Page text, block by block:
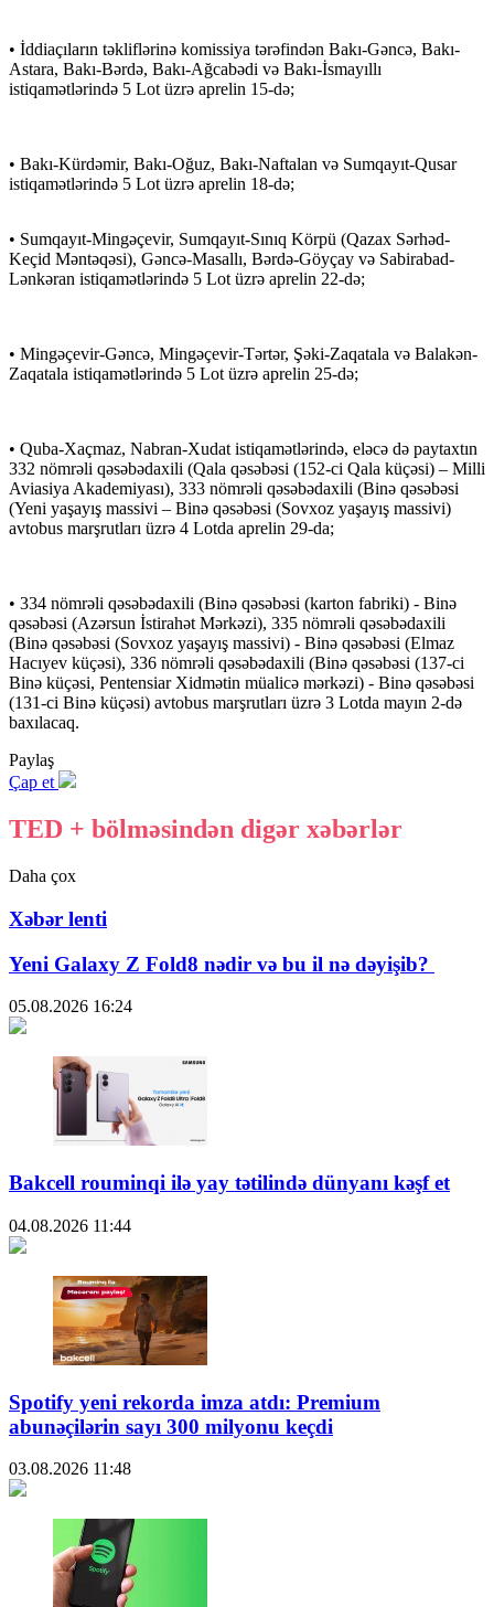
• İddiaçıların təkliflərinə komissiya tərəfindən Bakı-Gəncə, Bakı-
Astara, Bakı-Bərdə, Bakı-Ağcabədi və Bakı-İsmayıllı
istiqamətlərində 5 Lot üzrə aprelin 15-də;
• Bakı-Kürdəmir, Bakı-Oğuz, Bakı-Naftalan və Sumqayıt-Qusar
istiqamətlərində 5 Lot üzrə aprelin 18-də;
• Sumqayıt-Mingəçevir, Sumqayıt-Sınıq Körpü (Qazax Sərhəd-
Keçid Məntəqəsi), Gəncə-Masallı, Bərdə-Göyçay və Sabirabad-
Lənkəran istiqamətlərində 5 Lot üzrə aprelin 22-də;
• Mingəçevir-Gəncə, Mingəçevir-Tərtər, Şəki-Zaqatala və Balakən-
Zaqatala istiqamətlərində 5 Lot üzrə aprelin 25-də;
• Quba-Xaçmaz, Nabran-Xudat istiqamətlərində, eləcə də paytaxtın
332 nömrəli qəsəbədaxili (Qala qəsəbəsi (152-ci Qala küçəsi) – Milli
Aviasiya Akademiyası), 333 nömrəli qəsəbədaxili (Binə qəsəbəsi
(Yeni yaşayış massivi – Binə qəsəbəsi (Sovxoz yaşayış massivi)
avtobus marşrutları üzrə 4 Lotda aprelin 29-da;
• 334 nömrəli qəsəbədaxili (Binə qəsəbəsi (karton fabriki) - Binə
qəsəbəsi (Azərsun İstirahət Mərkəzi), 335 nömrəli qəsəbədaxili
(Binə qəsəbəsi (Sovxoz yaşayış massivi) - Binə qəsəbəsi (Elmaz
Hacıyev küçəsi), 336 nömrəli qəsəbədaxili (Binə qəsəbəsi (137-ci
Binə küçəsi, Pentensiar Xidmətin müalicə mərkəzi) - Binə qəsəbəsi
(131-ci Binə küçəsi) avtobus marşrutları üzrə 3 Lotda mayın 2-də
baxılacaq.
Paylaş
Çap et
TED + bölməsindən digər xəbərlər
Daha çox
Xəbər lenti
Yeni Galaxy Z Fold8 nədir və bu il nə dəyişib?
05.08.2026 16:24
Bakcell rouminqi ilə yay tətilində dünyanı kəşf et
04.08.2026 11:44
Spotify yeni rekorda imza atdı: Premium
abunəçilərin sayı 300 milyonu keçdi
03.08.2026 11:48